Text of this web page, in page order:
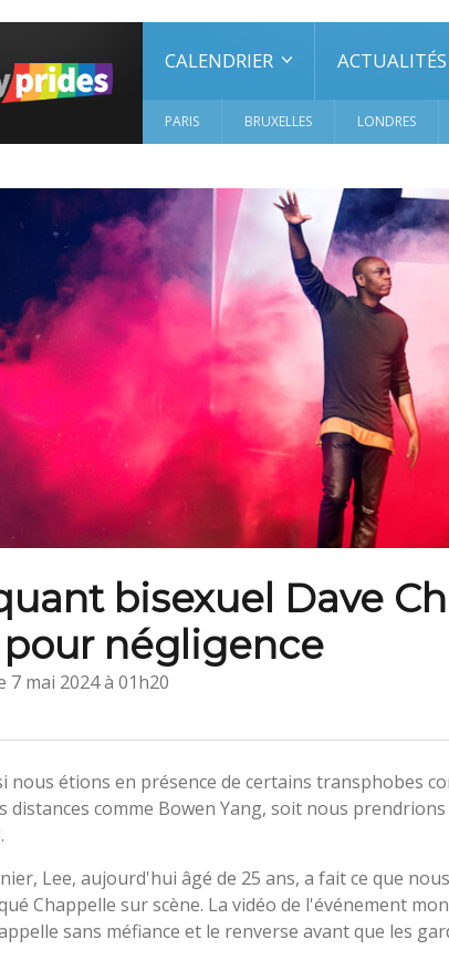
CALENDRIER ACTUALITÉS
PARIS BRUXELLES LONDRES
bisexuel Dave
pour négligence
7 mai 2024 à 01h20
nous étions en présence de certains transphobes
distances comme Bowen Yang, soit nous
Lee, aujourd'hui âgé de 25 ans, a fait ce que
Chappelle sur scène. La vidéo de l'événement
sans méfiance et le renverse avant que les